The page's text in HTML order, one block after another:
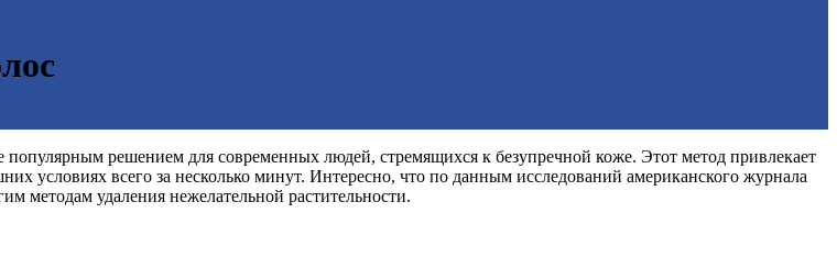
решением для современных людей, стремящихся к безупречной коже. Этот метод привлекает
условиях всего за несколько минут. Интересно, что по данным исследований американского журнала
методам удаления нежелательной растительности.